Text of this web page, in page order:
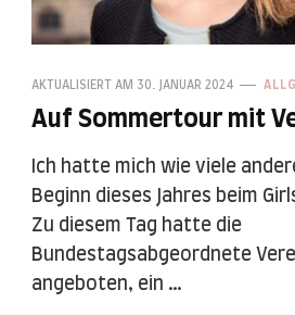
AKTUALISIERT AM 30. JANUAR 2024
Auf Sommertour mit
Ich hatte mich wie viele
Beginn dieses Jahres beim
Zu diesem Tag hatte die
Bundestagsabgeordnete
angeboten, ein …